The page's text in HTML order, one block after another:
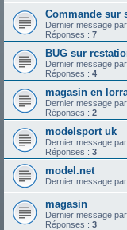
Commande sur
Dernier message par
Réponses : 7
BUG sur
Dernier message par
Réponses : 4
magasin en
Dernier message par
Réponses : 2
modelsport uk
Dernier message par
Réponses : 3
model.net
Dernier message par
magasin
Dernier message par
Réponses : 3